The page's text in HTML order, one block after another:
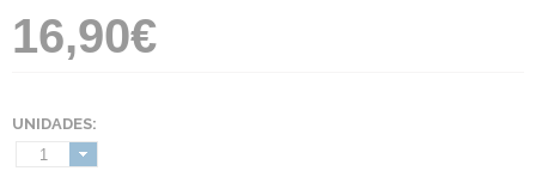
16,90€
UNIDADES:
1